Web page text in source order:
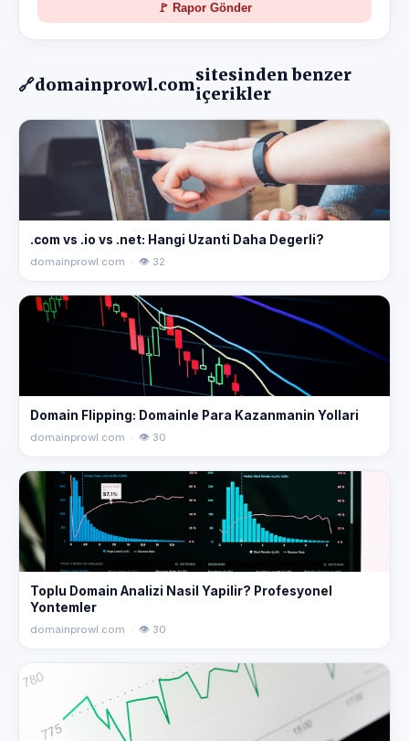
🚩 Rapor Gönder
🔗domainprowl.comsitesinden benzer
içerikler
.com vs .io vs .net: Hangi Uzanti Daha Degerli?
domainprowl.com · 👁 32
Domain Flipping: Domainle Para Kazanmanin Yollari
domainprowl.com · 👁 30
Toplu Domain Analizi Nasil Yapilir? Profesyonel
Yontemler
domainprowl.com · 👁 30